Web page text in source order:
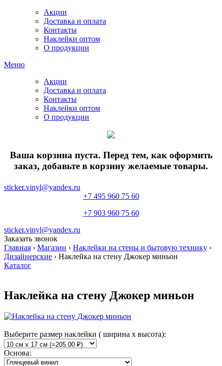
Акции
Доставка и оплата
Контакты
Наклейки оптом
О продукции
Меню
Акции
Доставка и оплата
Контакты
Наклейки оптом
О продукции
Ваша корзина пуста. Перед тем, как оформить
заказ, добавьте в корзину желаемые товары.
sticker.vinyl@yandex.ru
+7 495 960 75 60
+7 903 960 75 60
sticker.vinyl@yandex.ru
Заказать звонок
Главная › Магазин › Наклейки на стены и бытовую технику ›
Дизайнерские › Наклейка на стену Джокер миньон
Каталог
Наклейка на стену Джокер миньон
Выберите размер наклейки ( ширина х высота):
Основа: